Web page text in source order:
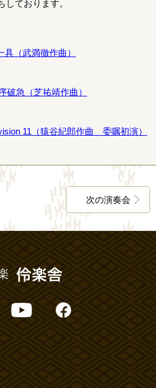
ております。
（武満徹作曲）
急（芝祐靖作曲）
11（猿谷紀郎作曲 委嘱初演）
次の演奏会